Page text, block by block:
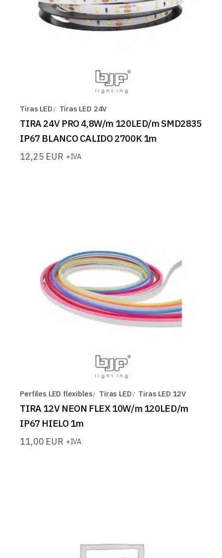
Tiras LED Tiras LED 24V
TIRA 24V PRO 4,8W/m 120LED/m SMD2835
IP67 BLANCO CALIDO 2700K 1m
12,25 EUR +IVA
Perfiles LED flexibles Tiras LED Tiras LED 12V
TIRA 12V NEON FLEX 10W/m 120LED/m
IP67 HIELO 1m
11,00 EUR +IVA